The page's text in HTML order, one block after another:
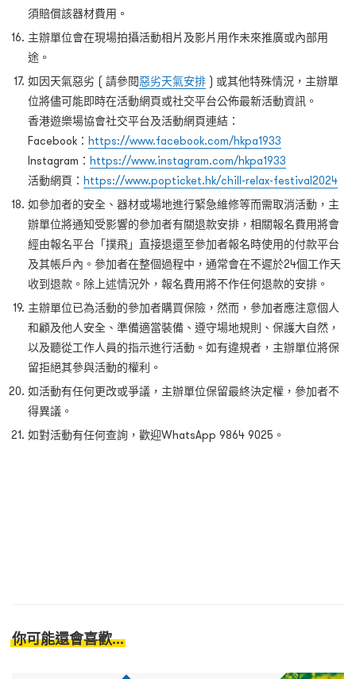
須賠償該器材費用。
主辦單位會在現場拍攝活動相片及影片用作未來推廣或內部用
途。
如因天氣惡劣 ( 請參閱惡劣天氣安排 ) 或其他特殊情況，主辦單
位將儘可能即時在活動網頁或社交平台公佈最新活動資訊。
香港遊樂場協會社交平台及活動網頁連結：
Facebook： https://www.facebook.com/hkpa1933
Instagram： https://www.instagram.com/hkpa1933
活動網頁： https://www.popticket.hk/chill-relax-festival2024
如參加者的安全、器材或場地進行緊急維修等而需取消活動，主
辦單位將通知受影響的參加者有關退款安排，相關報名費用將會
經由報名平台「撲飛」直接退還至參加者報名時使用的付款平台
及其帳戶內。參加者在整個過程中，通常會在不遲於24個工作天
收到退款。除上述情況外，報名費用將不作任何退款的安排。
主辦單位已為活動的參加者購買保險，然而，參加者應注意個人
和顧及他人安全、準備適當裝備、遵守場地規則、保護大自然，
以及聽從工作人員的指示進行活動。如有違規者，主辦單位將保
留拒絕其參與活動的權利。
如活動有任何更改或爭議，主辦單位保留最終決定權，參加者不
得異議。
如對活動有任何查詢，歡迎WhatsApp 9864 9025。
你可能還會喜歡...